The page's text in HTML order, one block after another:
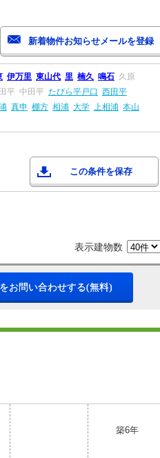
伊万里 東山代 里 楠久 鳴石 久原
平 中田平 たびら平戸口 西田平
真申 棚方 相浦 大学 上相浦 本山
この条件を保存
表示建物数
お問い合わせする(無料)
築6年